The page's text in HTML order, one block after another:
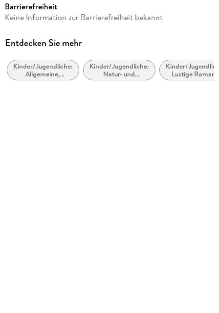
Dateigröße
Laufzeit
Altersempfehlung
ab 10 Jahre
Barrierefreiheit
Keine Information zur Barrierefreiheit bekannt
Entdecken Sie mehr
Kinder/Jugendliche:
Allgemeine,
moderne und
Kinder/Jugendliche:
Natur- und
Tiergeschichten
Kinder/
Lustige Romane